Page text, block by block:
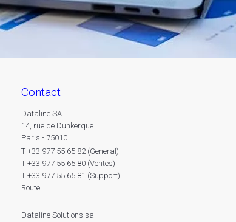
contact
Dataline SA
14, rue de Dunkerque
Paris - 75010
T +33 977 55 65 82 (General)
T +33 977 55 65 80 (Ventes)
T +33 977 55 65 81 (Support)
Route
Dataline Solutions sa